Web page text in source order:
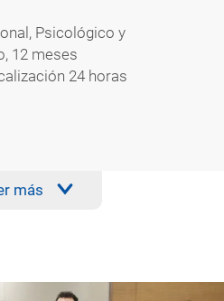
Psicológico y
12 meses
24 horas
más